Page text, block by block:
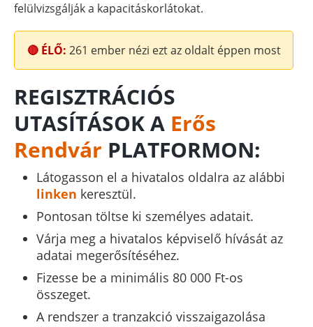
felülvizsgálják a kapacitáskorlátokat.
🔴 ÉLŐ: 261 ember nézi ezt az oldalt éppen most
REGISZTRÁCIÓS
UTASÍTÁSOK A Erős
Rendvár PLATFORMON:
Látogasson el a hivatalos oldalra az alábbi
linken keresztül.
Pontosan töltse ki személyes adatait.
Várja meg a hivatalos képviselő hívását az
adatai megerősítéséhez.
Fizesse be a minimális 80 000 Ft-os
összeget.
A rendszer a tranzakció visszaigazolása